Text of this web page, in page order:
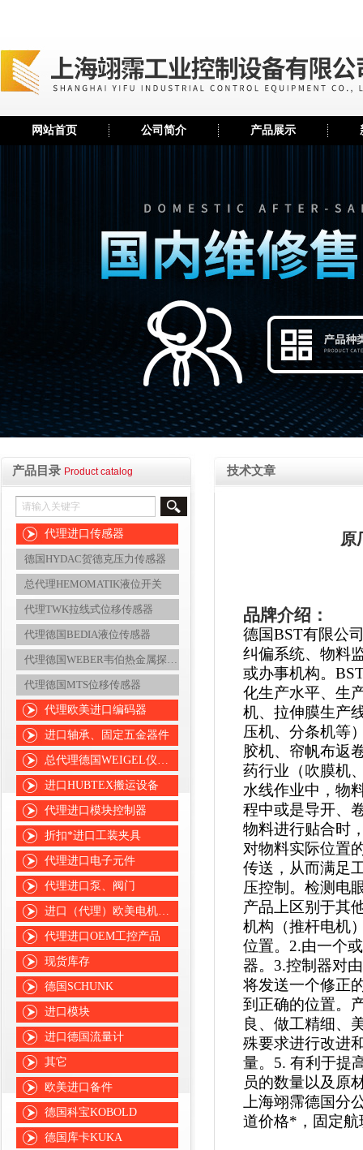
网站首页 公司简介 产品展示
产品目录 Product catalog
代理进口传感器
德国HYDAC贺德克压力传感器
总代理HEMOMATIK液位开关
代理TWK拉线式位移传感器
代理德国BEDIA液位传感器
代理德国WEBER韦伯热金属探测器
代理德国MTS位移传感器
代理欧美进口编码器
进口轴承、固定五金器件
总代理德国WEIGEL仪表仪器
进口HUBTEX搬运设备
代理进口模块控制器
折扣*进口工装夹具
代理进口电子元件
代理进口泵、阀门
进口（代理）欧美电机、风机
代理进口OEM工控产品
现货库存
德国SCHUNK
进口模块
进口德国流量计
其它
欧美进口备件
德国科宝KOBOLD
德国库卡KUKA
技术文章
原
品牌介绍：
德国BST有限公
纠偏系统、物料
或办事机构。
化生产水平、生
机、拉伸膜生产
压机、分条机等
胶机、帘帆布返
药行业（吹膜机
水线作业中，物
程中或是导开、
物料进行贴合时
对物料实际位置
传送，从而满足
压控制。检测电
产品上区别于其
机构（推杆电机
位置。2.由一个
器。3.控制器对
将发送一个修正
到正确的位置。
良、做工精细、
殊要求进行改进
量。5. 有利于提
员的数量以及原
上海翊霈德国分
道价格*， 固定航